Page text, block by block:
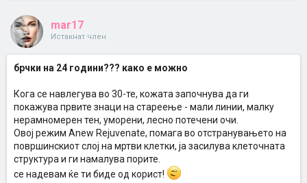
mar17
Истакнат член
брчки на 24 години??? како е можно
Кога се навлегува во 30-те, кожата започнува да ги
покажува првите знаци на стареење - мали линии, малку
нерамномерен тен, уморени, лесно потечени очи.
Овој режим Anew Rejuvenate, помага во отстранувањето на
површинскиот слој на мртви клетки, ја засилува клеточната
структура и ги намалува порите.
се надевам ќе ти биде од корист!